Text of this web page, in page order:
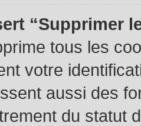
“Supprimer
tous les
votre
aussi des
du statut